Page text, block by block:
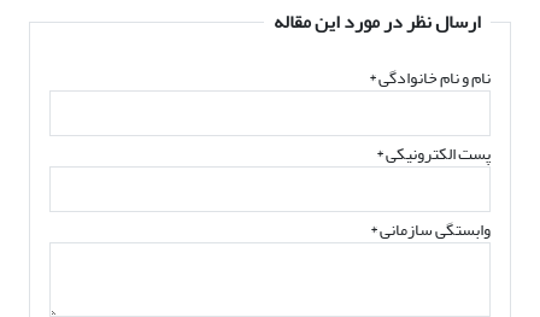
ارسال نظر در مورد این مقاله
نام و نام خانوادگی*
پست الکترونیکی*
وابستگی سازمانی *